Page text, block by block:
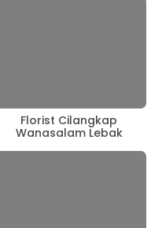
Florist Cilangkap
Wanasalam Lebak